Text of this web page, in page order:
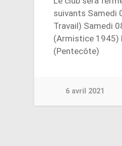
suivants Samedi
Travail) Samedi
(Armistice 1945)
(Pentecôte)
6 avril 2021